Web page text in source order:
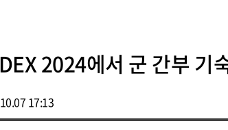
2024에서 군 간부 기
17:13